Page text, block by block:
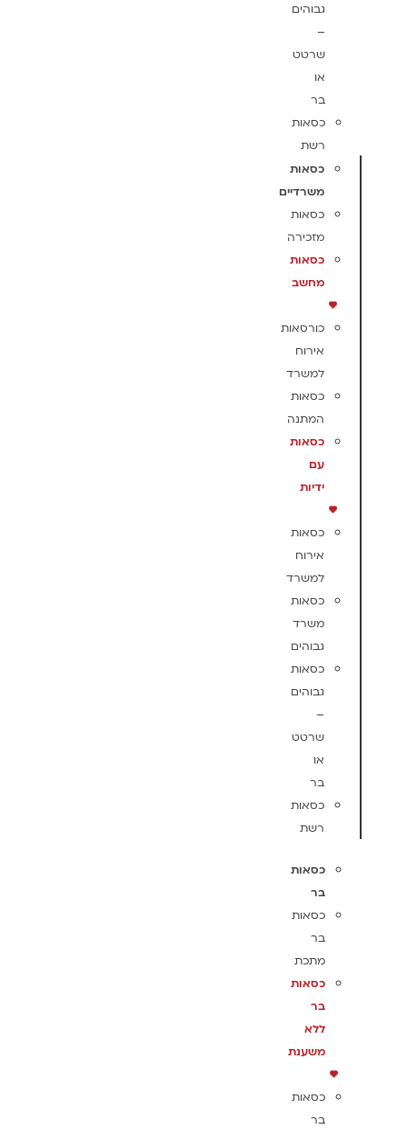
גבוהים
–
שרטט
או
בר
כסאות
רשת
כסאות
משרדיים
כסאות
מזכירה
כסאות
מחשב
כורסאות
אירוח
למשרד
כסאות
המתנה
כסאות
עם
ידיות
כסאות
אירוח
למשרד
כסאות
משרד
גבוהים
כסאות
גבוהים
–
שרטט
או
בר
כסאות
רשת
כסאות
בר
כסאות
בר
מתכת
כסאות
בר
ללא
משענת
כסאות
בר